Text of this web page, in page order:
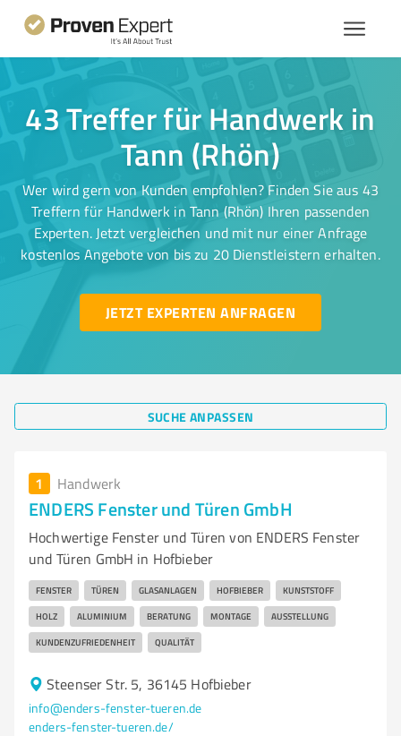
43 Treffer für Handwerk in
Tann (Rhön)
Wer wird gern von Kunden empfohlen? Finden Sie aus 43
Treffern für Handwerk in Tann (Rhön) Ihren passenden
Experten. Jetzt vergleichen und mit nur einer Anfrage
kostenlos Angebote von bis zu 20 Dienstleistern erhalten.
JETZT EXPERTEN ANFRAGEN
SUCHE ANPASSEN
1 Handwerk
ENDERS Fenster und Türen GmbH
Hochwertige Fenster und Türen von ENDERS Fenster
und Türen GmbH in Hofbieber
FENSTER TÜREN GLASANLAGEN HOFBIEBER KUNSTSTOFF
HOLZ ALUMINIUM BERATUNG MONTAGE AUSSTELLUNG
KUNDENZUFRIEDENHEIT QUALITÄT
Steenser Str. 5, 36145 Hofbieber
info@enders-fenster-tueren.de
enders-fenster-tueren.de/